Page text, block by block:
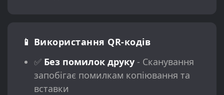
📱 Використання QR-кодів
✅ Без помилок друку- Сканування
запобігає помилкам копіювання та
вставки